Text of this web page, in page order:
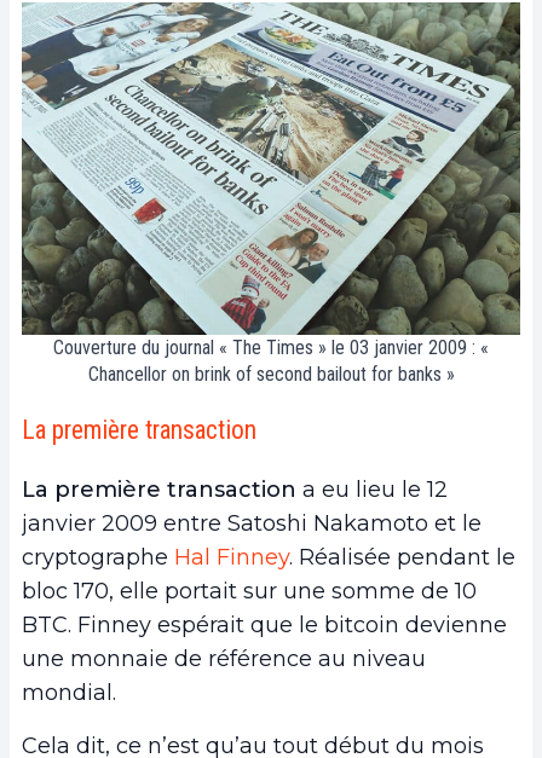
Couverture du journal « The Times » le 03 janvier 2009 : «
Chancellor on brink of second bailout for banks »
La première transaction
La première transaction a eu lieu le 12
janvier 2009 entre Satoshi Nakamoto et le
cryptographe Hal Finney. Réalisée pendant le
bloc 170, elle portait sur une somme de 10
BTC. Finney espérait que le bitcoin devienne
une monnaie de référence au niveau
mondial.
Cela dit, ce n’est qu’au tout début du mois